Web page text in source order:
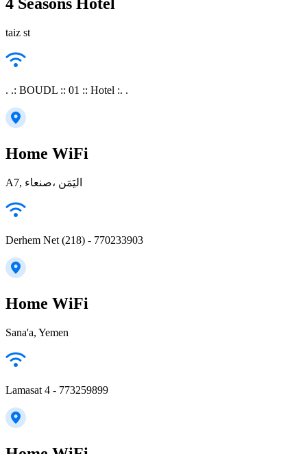
taiz st
. .: BOUDL :: 01 :: Hotel :. .
Home WiFi
A7, صنعاء‎، اليَمَن
Derhem Net (218) - 770233903
Home WiFi
Sana'a, Yemen
Lamasat 4 - 773259899